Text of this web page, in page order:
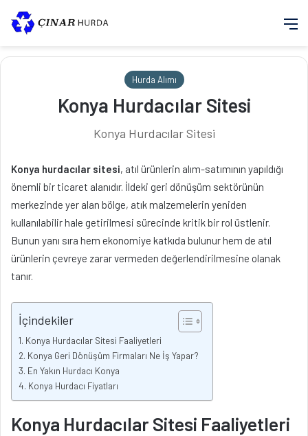
Hurda Alımı
Konya Hurdacılar Sitesi
Konya Hurdacılar Sitesi
Konya hurdacılar sitesi, atıl ürünlerin alım-satımının yapıldığı
önemli bir ticaret alanıdır. İldeki geri dönüşüm sektörünün
merkezinde yer alan bölge, atık malzemelerin yeniden
kullanılabilir hale getirilmesi sürecinde kritik bir rol üstlenir.
Bunun yanı sıra hem ekonomiye katkıda bulunur hem de atıl
ürünlerin çevreye zarar vermeden değerlendirilmesine olanak
tanır.
İçindekiler
Konya Hurdacılar Sitesi Faaliyetleri
Konya Geri Dönüşüm Firmaları Ne İş Yapar?
En Yakın Hurdacı Konya
Konya Hurdacı Fiyatları
Konya Hurdacılar Sitesi Faaliyetleri